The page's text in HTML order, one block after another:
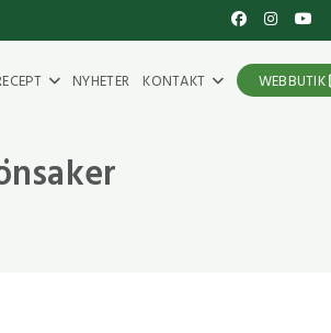
NYHETER KONTAKT WEBBUTIK